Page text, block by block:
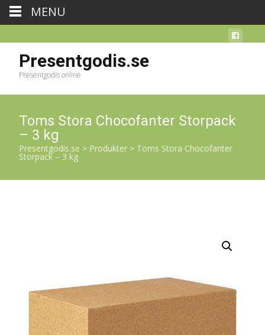
Presentgodis.se
Presentgodis online
Toms Stora Chocofanter Storpack
– 3 kg
Presentgodis.se > Produkter > Toms Stora Chocofanter
Storpack – 3 kg
MENU